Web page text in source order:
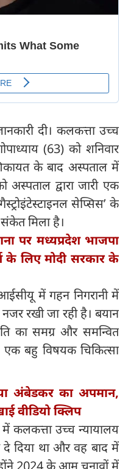
दी। कलकत्ता उच्च
(63) को शनिवार
के बाद अस्पताल में
अस्पताल द्वारा जारी एक
सेप्सिस’ के
संकेत मिला है।
पर मध्यप्रदेश भाजपा
के लिए मोदी सरकार के
में गहन निगरानी में
रखी जा रही है। बयान
का समग्र और समन्वित
बहु विषयक चिकित्सा
अंबेडकर का अपमान,
वीडियो क्लिप
में कलकत्ता उच्च न्यायालय
दिया था और वह बाद में